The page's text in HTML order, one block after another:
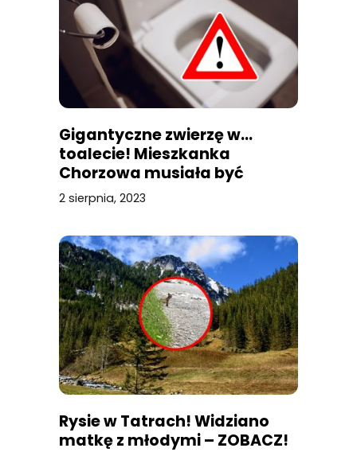
Gigantyczne zwierzę w…
toalecie! Mieszkanka
Chorzowa musiała być
przerażona
2 sierpnia, 2023
Rysie w Tatrach! Widziano
matkę z młodymi – ZOBACZ!